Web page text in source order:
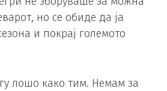
но се обиде да ја
и покрај големото
лошо како тим. Немам за